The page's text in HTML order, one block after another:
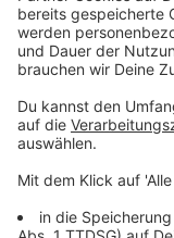
Weitere Infos
Anzeige
So hatten wir am
Was genau
Die Homepage